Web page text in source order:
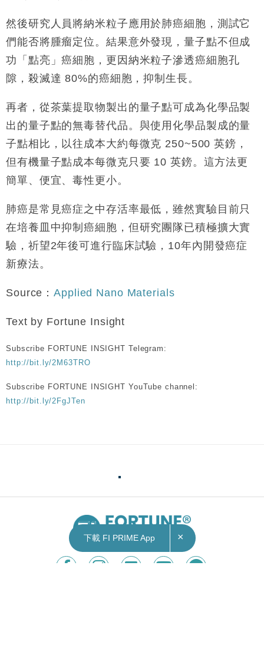
然後研究人員將納米粒子應用於肺癌細胞，測試它
們能否將腫瘤定位。結果意外發現，量子點不但成
功「點亮」癌細胞，更因納米粒子滲透癌細胞孔
隙，殺滅達 80%的癌細胞，抑制生長。
再者，從茶葉提取物製出的量子點可成為化學品製
出的量子點的無毒替代品。與使用化學品製成的量
子點相比，以往成本大約每微克 250~500 英鎊，
但有機量子點成本每微克只要 10 英鎊。這方法更
簡單、便宜、毒性更小。
肺癌是常見癌症之中存活率最低，雖然實驗目前只
在培養皿中抑制癌細胞，但研究團隊已積極擴大實
驗，祈望2年後可進行臨床試驗，10年內開發癌症
新療法。
Source：Applied Nano Materials
Text by Fortune Insight
Subscribe FORTUNE INSIGHT Telegram:
http://bit.ly/2M63TRO
Subscribe FORTUNE INSIGHT YouTube channel:
http://bit.ly/2FgJTen
下載 FI PRIME App ×